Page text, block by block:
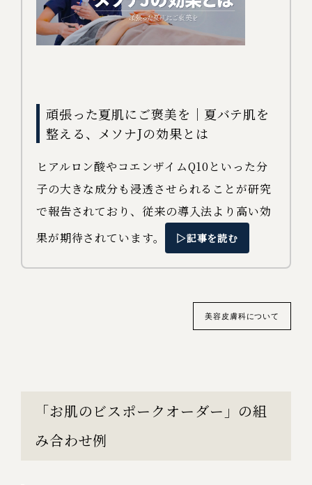
頑張った夏肌にご褒美を｜夏バテ肌を
整える、メソナJの効果とは
ヒアルロン酸やコエンザイムQ10といった分
子の大きな成分も浸透させられることが研究
で報告されており、従来の導入法より高い効
果が期待されています。
▷記事を読む
美容皮膚科について
「お肌のビスポークオーダー」の組
み合わせ例